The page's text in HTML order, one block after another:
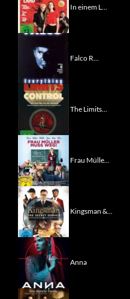
In einem L...
Falco R...
The Limits...
Frau Mülle...
Kingsman &...
Anna